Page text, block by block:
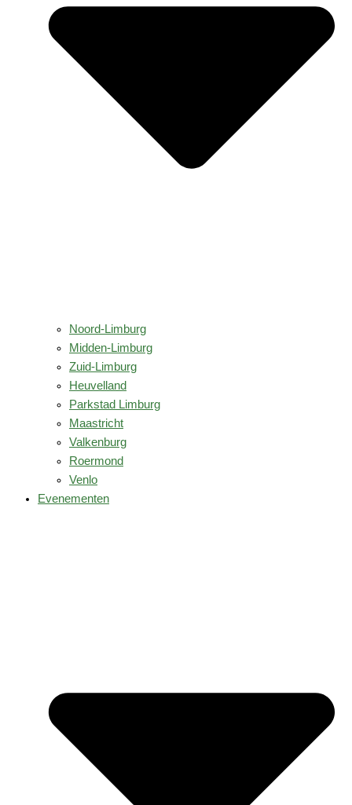
Noord-Limburg
Midden-Limburg
Zuid-Limburg
Heuvelland
Parkstad Limburg
Maastricht
Valkenburg
Roermond
Venlo
Evenementen